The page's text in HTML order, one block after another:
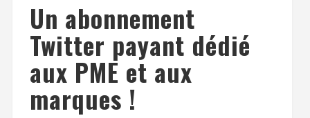
Un abonnement
Twitter payant dédié
aux PME et aux
marques !